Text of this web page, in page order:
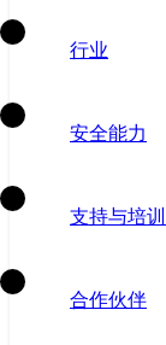
行业
安全能力
支持与培训
合作伙伴